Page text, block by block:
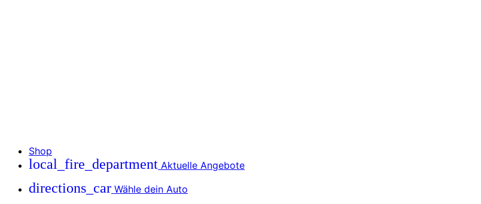
Shop
local_fire_department Aktuelle Angebote
directions_car Wähle dein Auto